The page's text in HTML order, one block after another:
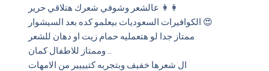
عالشعر وشوفي شعرك هتلاقي حرير 👩👩
الكوافيرات السعوديات بيعلمو كده بعد السيشوار 😍
ممتاز جدا لو هتعمليه حمام زيت او دهان للشعر
ال شعرها خفيف وبتجربه كتيييير من الامهات